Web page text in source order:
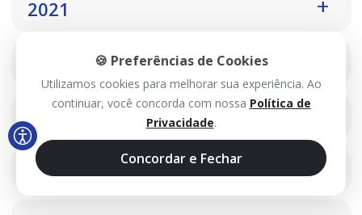
2021
2019
2018
🍪 Preferências de Cookies
Utilizamos cookies para melhorar sua experiência. Ao
continuar, você concorda com nossa Política de
Privacidade.
Concordar e Fechar